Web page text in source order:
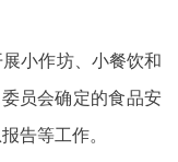
小作坊、小餐饮和
员会确定的食品安
告等工作。